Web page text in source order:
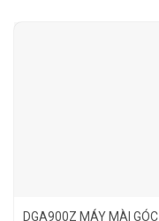
DGA900Z MÁY MÀI GÓC